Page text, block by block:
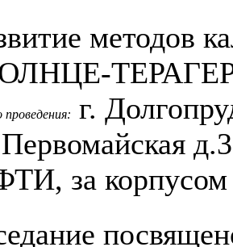
методов
г.
за